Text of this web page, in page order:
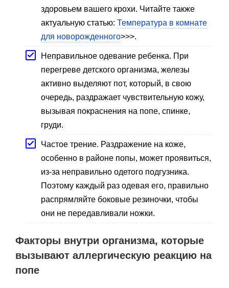
здоровьем вашего крохи. Читайте также
актуальную статью: Температура в комнате
для новорожденного>>>.
Неправильное одевание ребенка. При
перегреве детского организма, железы
активно выделяют пот, который, в свою
очередь, раздражает чувствительную кожу,
вызывая покраснения на попе, спинке,
груди.
Частое трение. Раздражение на коже,
особенно в районе попы, может проявиться,
из-за неправильно одетого подгузника.
Поэтому каждый раз одевая его, правильно
распрямляйте боковые резиночки, чтобы
они не передавливали ножки.
Факторы внутри организма, которые
вызывают аллергическую реакцию на
попе